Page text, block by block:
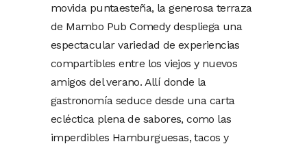
movida puntaesteña, la generosa terraza
de Mambo Pub Comedy despliega una
espectacular variedad de experiencias
compartibles entre los viejos y nuevos
amigos del verano. Allí donde la
gastronomía seduce desde una carta
ecléctica plena de sabores, como las
imperdibles Hamburguesas, tacos y